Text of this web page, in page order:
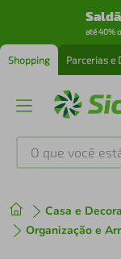
até 40%
Shopping Parcerias e
O que você está
Casa e
Organização e
1º tenis